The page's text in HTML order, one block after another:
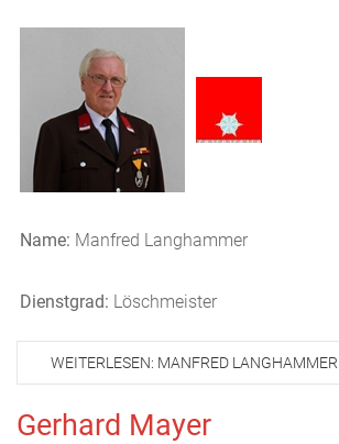
Name: Manfred Langhammer
Dienstgrad: Löschmeister
WEITERLESEN: MANFRED LANGHAMMER
Gerhard Mayer